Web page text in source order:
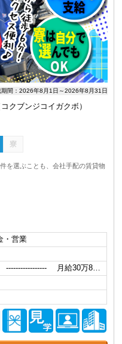
期間：2026年8月1日～2026年8月31日
コクブンジコイガクボ）
寮
を選ぶことも、会社手配の賃貸物
・営業
----------------- 月給30万8…